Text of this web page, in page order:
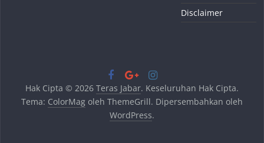
Disclaimer
Hak Cipta © 2026 Teras Jabar. Keseluruhan Hak Cipta.
Tema: ColorMagoleh ThemeGrill. Dipersembahkan oleh
WordPress.